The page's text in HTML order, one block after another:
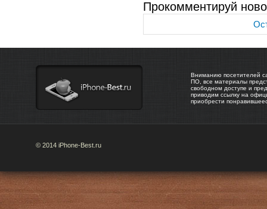
Прокомментируй
Вниманию посетителей
ПО, все материалы
свободном доступе и
приводим ссылку на
приобрести
© 2014 iPhone-Best.ru